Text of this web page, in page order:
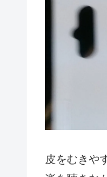
皮をむきや